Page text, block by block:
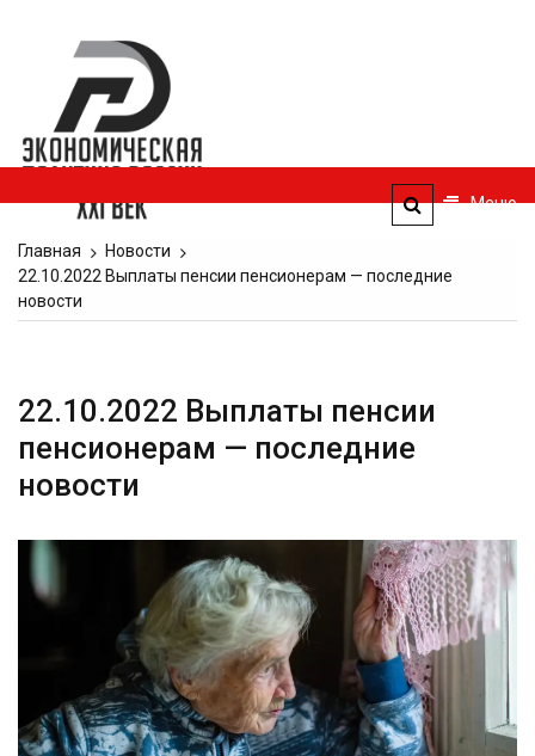
содержимому
век
Меню
Главная
Новости
22.10.2022 Выплаты пенсии пенсионерам — последние
новости
22.10.2022 Выплаты пенсии
пенсионерам — последние
новости